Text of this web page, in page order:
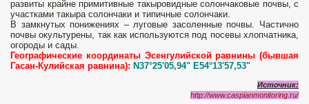
развиты крайне примитивные такыровидные солончаковые почвы, с
участками такыра солончаки и типичные солончаки.
В замкнутых понижениях – луговые засоленные почвы. Частично
почвы окультурены, так как используются под посевы хлопчатника,
огороды и сады.
Географические координаты Эсенгулийской равнины (бывшая
Гасан-Кулийская равнина): N37°25'05,94" E54°13'57,53"
Источник:
http://www.caspianmonitoring.ru/